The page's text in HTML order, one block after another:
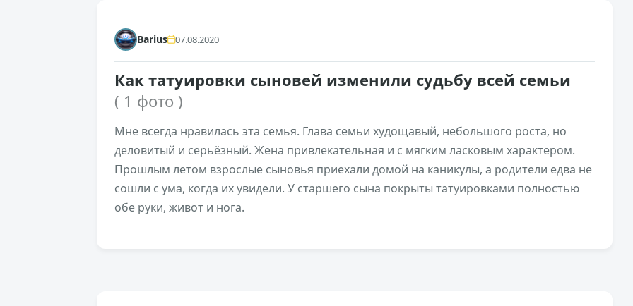
Barius 07.08.2020
Как татуировки сыновей изменили судьбу всей семьи
( 1 фото )
Мне всегда нравилась эта семья. Глава семьи худощавый, небольшого роста, но
деловитый и серьёзный. Жена привлекательная и с мягким ласковым характером.
Прошлым летом взрослые сыновья приехали домой на каникулы, а родители едва не
сошли с ума, когда их увидели. У старшего сына покрыты татуировками полностью
обе руки, живот и нога.